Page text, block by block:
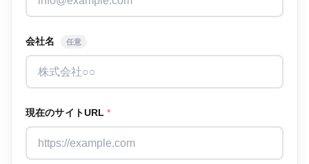
会社名 任意
現在のサイトURL *